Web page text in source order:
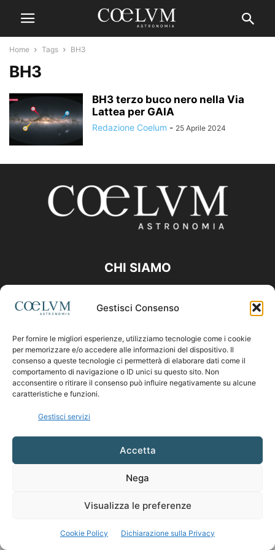
Gestisci Consenso
Per fornire le migliori esperienze, utilizziamo tecnologie come i cookie
per memorizzare e/o accedere alle informazioni del dispositivo. Il
consenso a queste tecnologie ci permetterà di elaborare dati come il
comportamento di navigazione o ID unici su questo sito. Non
acconsentire o ritirare il consenso può influire negativamente su alcune
caratteristiche e funzioni.
Gestisci servizi
Accetta
Nega
Visualizza le preferenze
Cookie Policy Dichiarazione sulla Privacy
Home Tags BH3
BH3
BH3 terzo buco nero nella Via
Lattea per GAIA
Redazione Coelum - 25 Aprile 2024
CHI SIAMO
Contattaci:coelumastro@coelum.com
SEGUICI